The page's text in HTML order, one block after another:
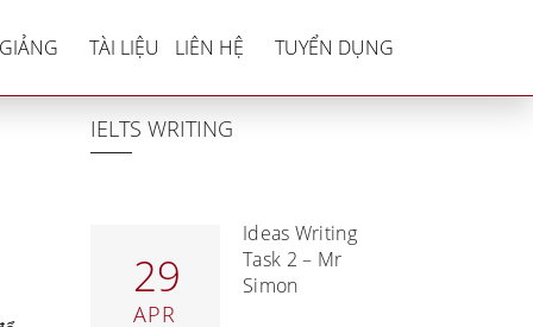
TÀI LIỆU LIÊN HỆ TUYỂN DỤNG
hề nhàm chán
IELTS WRITING
29
APR
Ideas Writing
Task 2 – Mr
Simon